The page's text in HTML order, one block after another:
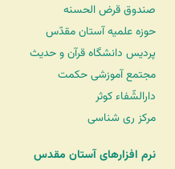
صندوق قرض الحسنه
حوزه علمیه آستان مقدّس
پردیس دانشگاه قرآن و حدیث
مجتمع آموزشی حکمت
دارالشّفاء کوثر
مرکز ری شناسی
نرم افزارهای آستان مقدس